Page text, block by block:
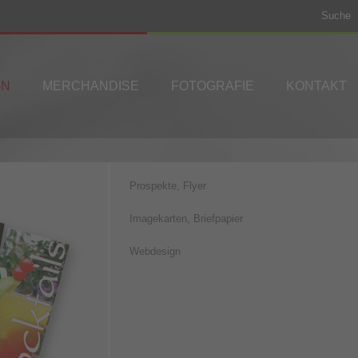
Suche
MERCHANDISE FOTOGRAFIE KONTAKT
Prospekte, Flyer
Imagekarten, Briefpapier
Webdesign